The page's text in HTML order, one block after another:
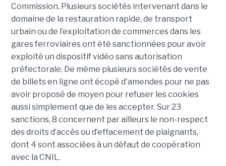
Commission. Plusieurs sociétés intervenant dans le
domaine de la restauration rapide, de transport
urbain ou de l’exploitation de commerces dans les
gares ferroviaires ont été sanctionnées pour avoir
exploité un dispositif vidéo sans autorisation
préfectorale. De même plusieurs sociétés de vente
de billets en ligne ont écopé d'amendes pour ne pas
avoir proposé de moyen pour refuser les cookies
aussi simplement que de les accepter. Sur 23
sanctions, 8 concernent par ailleurs le non-respect
des droits d’accès ou d’effacement de plaignants,
dont 4 sont associées à un défaut de coopération
avec la CNIL.